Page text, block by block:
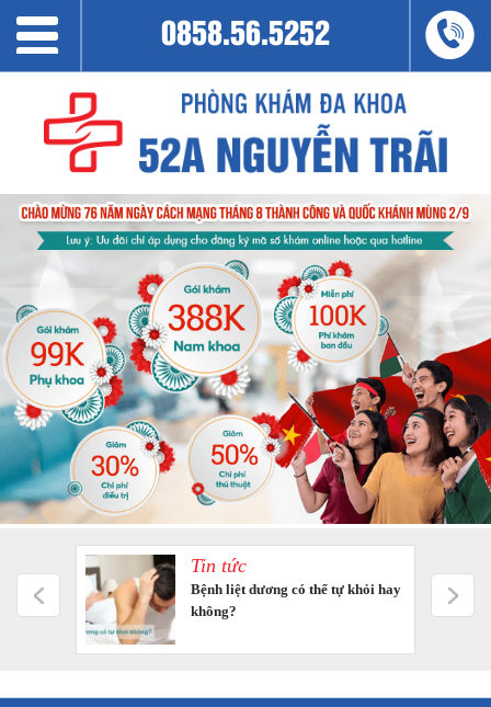
0858.56.5252
tưởng
Tin tức
Bệnh liệt dương có thể tự khỏi hay
không?